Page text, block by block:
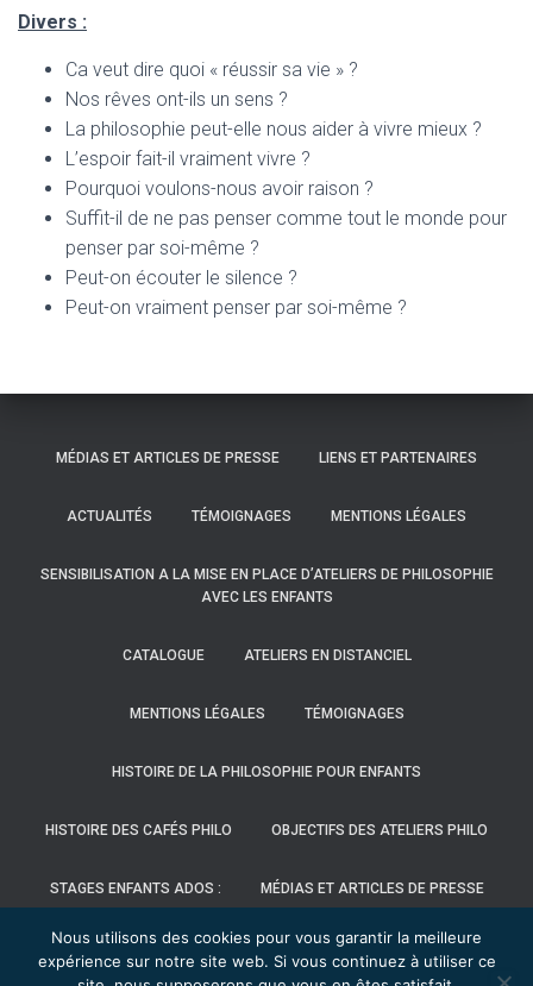
Divers :
Ca veut dire quoi « réussir sa vie » ?
Nos rêves ont-ils un sens ?
La philosophie peut-elle nous aider à vivre mieux ?
L’espoir fait-il vraiment vivre ?
Pourquoi voulons-nous avoir raison ?
Suffit-il de ne pas penser comme tout le monde pour
penser par soi-même ?
Peut-on écouter le silence ?
Peut-on vraiment penser par soi-même ?
MÉDIAS ET ARTICLES DE PRESSE LIENS ET PARTENAIRES
ACTUALITÉS TÉMOIGNAGES MENTIONS LÉGALES
SENSIBILISATION A LA MISE EN PLACE D’ATELIERS DE PHILOSOPHIE
AVEC LES ENFANTS
CATALOGUE ATELIERS EN DISTANCIEL
MENTIONS LÉGALES TÉMOIGNAGES
HISTOIRE DE LA PHILOSOPHIE POUR ENFANTS
HISTOIRE DES CAFÉS PHILO OBJECTIFS DES ATELIERS PHILO
STAGES ENFANTS ADOS : MÉDIAS ET ARTICLES DE PRESSE
LIENS ET PARTENAIRES CONTACT/DEVIS LE DISPOSITIF
Nous utilisons des cookies pour vous garantir la meilleure
expérience sur notre site web. Si vous continuez à utiliser ce